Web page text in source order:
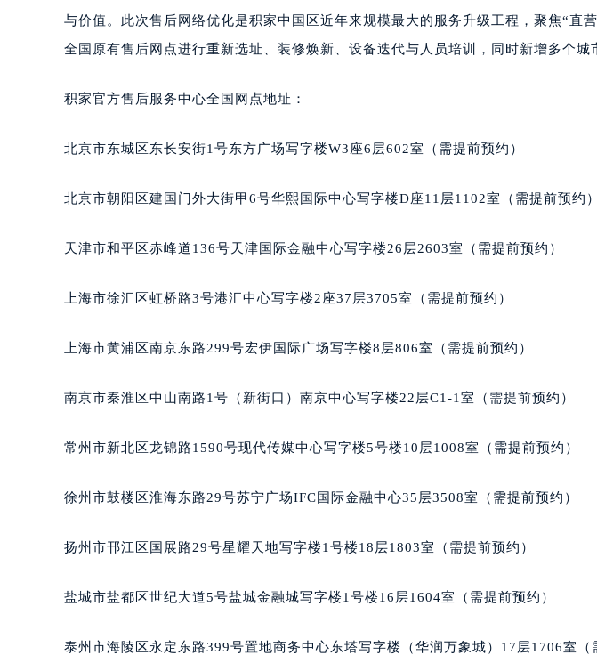
济南市历下区经十路11111号华润中心写字楼（万象城）15层1508
广州市天河区天河路230号万菱汇国际中心写字楼A塔7层704室（需
深圳市罗湖区深南东路5001号华润大厦写字楼17层1701室（需提前
厦门市思明区湖滨东路95号华润大厦写字楼B座11层1104室（需提前
成都市锦江区人民东路6号SAC东原中心写字楼24层2406B室（需提
长沙市芙蓉区定王台街道建湘路393号世茂环球金融中心写字楼（芙
太原市迎泽区解放路15号亨得利名表服务中心（品牌授权店）3层整
沈阳市沈河区中街路83号亨得利名表服务中心（品牌授权店）1层整
温州市鹿城区锦绣路1067号置信广场10层1015室（需提前预约）
大连市中山区人民路15号国际金融大厦7层G室（需提前预约）
东莞市东城街道鸿福东路1号民盈国贸中心T1写字楼9层907室（需提
南通市崇川区工农路57号圆融广场写字楼16层1603室（需提前预约）
武汉市江汉区解放大道686号世界贸易大厦38层09室（需提前预约）
合肥市蜀山区潜山路111号万象城华润大厦B座12楼03室（需提前预约
与价值。此次售后网络优化是积家中国区近年来规模最大的服务升级工程，聚焦“直
全国原有售后网点进行重新选址、装修焕新、设备迭代与人员培训，同时新增多个城
积家官方售后服务中心全国网点地址：
北京市东城区东长安街1号东方广场写字楼W3座6层602室（需提前预约）
北京市朝阳区建国门外大街甲6号华熙国际中心写字楼D座11层1102室（需提前预约）
天津市和平区赤峰道136号天津国际金融中心写字楼26层2603室（需提前预约）
上海市徐汇区虹桥路3号港汇中心写字楼2座37层3705室（需提前预约）
上海市黄浦区南京东路299号宏伊国际广场写字楼8层806室（需提前预约）
南京市秦淮区中山南路1号（新街口）南京中心写字楼22层C1-1室（需提前预约）
常州市新北区龙锦路1590号现代传媒中心写字楼5号楼10层1008室（需提前预约）
徐州市鼓楼区淮海东路29号苏宁广场IFC国际金融中心35层3508室（需提前预约）
扬州市邗江区国展路29号星耀天地写字楼1号楼18层1803室（需提前预约）
盐城市盐都区世纪大道5号盐城金融城写字楼1号楼16层1604室（需提前预约）
泰州市海陵区永定东路399号置地商务中心东塔写字楼（华润万象城）17层1706室（